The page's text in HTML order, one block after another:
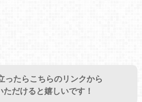
ったらこちらのリンクから
だけると嬉しいです！